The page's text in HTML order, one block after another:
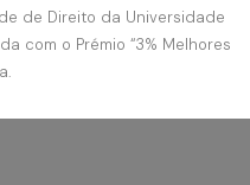
de Direito da Universidade
com o Prémio “3% Melhores